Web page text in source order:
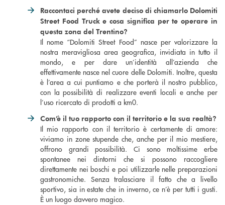
Raccontaci perchéavete deciso di chiamarlo Dolomiti
Street Food Truck e cosa significa per te operare in
questa zona del Trentino?
Il nome “Dolomiti Street Food” nasce per valorizzare la
nostra meravigliosa area geografica, invidiata in tutto il
mondo, e per dare un’identità all’azienda che
effettivamente nasce nel cuore delle Dolomiti. Inoltre, questa
è l’area a cui puntiamo e che porterà il nostro pubblico,
con la possibilità di realizzare eventi locali e anche per
l’uso ricercato di prodotti a km0.
Com’è il tuo rapporto con il territorio e la sua realtà?
Il mio rapporto con il territorio è certamente di amore:
viviamo in zone stupende che, anche per il mio mestiere,
offrono grandi possibilità. Ci sono moltissime erbe
spontanee nei dintorni che si possono raccogliere
direttamente nei boschi e poi utilizzarle nelle preparazioni
gastronomiche. Senza tralasciare il fatto che a livello
sportivo, sia in estate che in inverno, ce n’è per tutti i gusti.
È un luogo davvero magico.